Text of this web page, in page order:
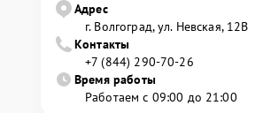
Адрес
г. Волгоград, ул. Невская, 12В
Контакты
+7 (844) 290-70-26
Время работы
Работаем с 09:00 до 21:00